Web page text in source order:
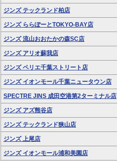
ジンズ テックランド柏店
ジンズ ららぽーとTOKYO-BAY店
ジンズ 流山おおたかの森SC店
ジンズ アリオ蘇我店
ジンズ ペリエ千葉ストリート店
ジンズ イオンモール千葉ニュータウン店
SPECTRE JINS 成田空港第2ターミナル店
ジンズ アズ熊谷店
ジンズ テックランド狭山店
ジンズ 上尾店
ジンズ イオンモール浦和美園店